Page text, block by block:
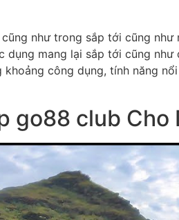
như trong sắp tới cũng
dụng mang lại sắp tới cũng
công dụng, tính năng
go88 club Cho